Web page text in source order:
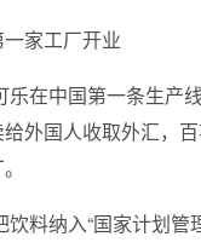
家工厂开业
乐在中国第一条生产
外国人收取外汇，
料纳入“国家计划管